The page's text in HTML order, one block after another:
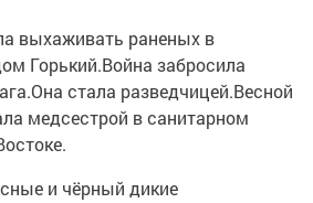
выхаживать раненых в
Горький.Война забросила
стала разведчицей.Весной
медсестрой в санитарном
и чёрный дикие